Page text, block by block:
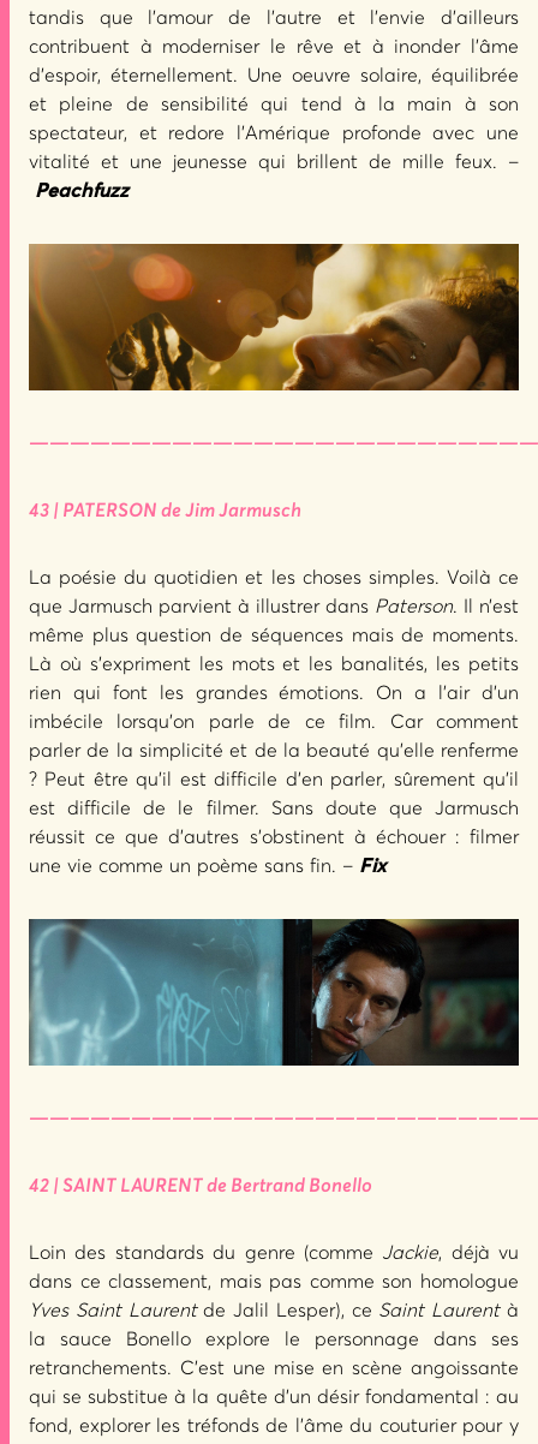
tandis que l’amour de l’autre et l’envie d’ailleurs
contribuent à moderniser le rêve et à inonder l’âme
d’espoir, éternellement. Une oeuvre solaire, équilibrée
et pleine de sensibilité qui tend à la main à son
spectateur, et redore l’Amérique profonde avec une
vitalité et une jeunesse qui brillent de mille feux. –
Peachfuzz
43 | PATERSON de Jim Jarmusch
La poésie du quotidien et les choses simples. Voilà ce
que Jarmusch parvient à illustrer dans Paterson. Il n’est
même plus question de séquences mais de moments.
Là où s’expriment les mots et les banalités, les petits
rien qui font les grandes émotions. On a l’air d’un
imbécile lorsqu’on parle de ce film. Car comment
parler de la simplicité et de la beauté qu’elle renferme
? Peut être qu’il est difficile d’en parler, sûrement qu’il
est difficile de le filmer. Sans doute que Jarmusch
réussit ce que d’autres s’obstinent à échouer : filmer
une vie comme un poème sans fin. – Fix
42 | SAINT LAURENT de Bertrand Bonello
Loin des standards du genre (comme Jackie, déjà vu
dans ce classement, mais pas comme son homologue
Yves Saint Laurentde Jalil Lesper), ce Saint Laurentà
la sauce Bonello explore le personnage dans ses
retranchements. C’est une mise en scène angoissante
qui se substitue à la quête d’un désir fondamental : au
fond, explorer les tréfonds de l’âme du couturier pour y